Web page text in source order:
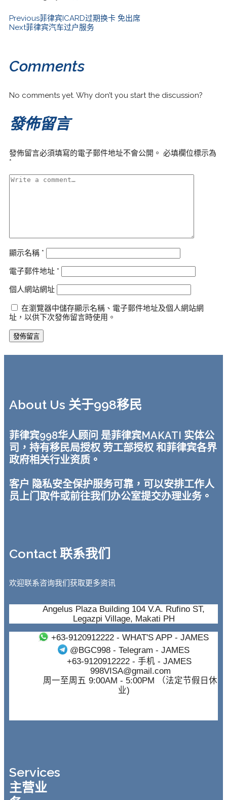
Previous菲律宾ICARD过期换卡 免出席
Next菲律宾汽车过户服务
Comments
No comments yet. Why don’t you start the discussion?
發佈留言
發佈留言必須填寫的電子郵件地址不會公開。 必填欄位標示為
*
顯示名稱 *
電子郵件地址 *
個人網站網址
在瀏覽器中儲存顯示名稱、電子郵件地址及個人網站網
址，以供下次發佈留言時使用。
About Us 关于998移民
菲律宾998华人顾问 是菲律宾MAKATI 实体公
司，持有移民局授权 劳工部授权 和菲律宾各界
政府相关行业资质。
客户 隐私安全保护服务可靠，可以安排工作人
员上门取件或前往我们办公室提交办理业务。
Contact 联系我们
欢迎联系咨询我们获取更多资讯
Angelus Plaza Building 104 V.A. Rufino ST,
Legazpi Village, Makati PH
+63-9120912222- WHAT'S APP - JAMES
@BGC998 - Telegram - JAMES
+63-9120912222- 手机 - JAMES
998VISA@gmail.com
周一至周五 9:00AM - 5:00PM （法定节假日休
业)
Services
主营业